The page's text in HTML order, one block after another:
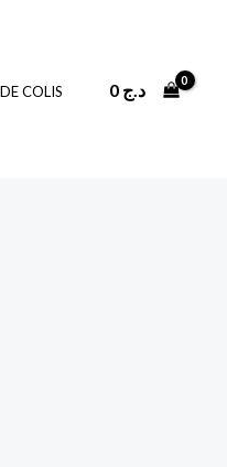
COLIS 0 د.ج